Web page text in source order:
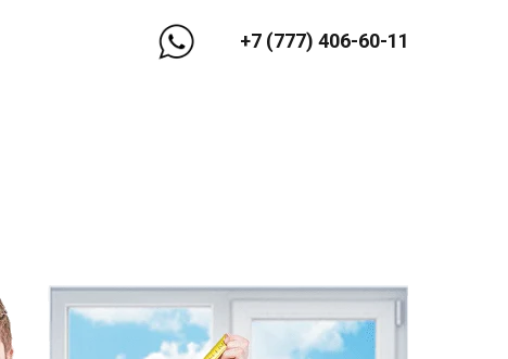
+7 (777) 406-60-11